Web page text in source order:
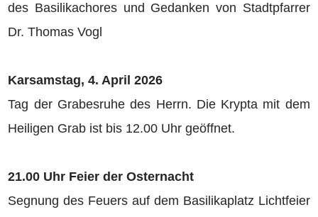
des Basilikachores und Gedanken von Stadtpfarrer
Dr. Thomas Vogl
Karsamstag, 4. April 2026
Tag der Grabesruhe des Herrn. Die Krypta mit dem
Heiligen Grab ist bis 12.00 Uhr geöffnet.
21.00 Uhr Feier der Osternacht
Segnung des Feuers auf dem Basilikaplatz Lichtfeier